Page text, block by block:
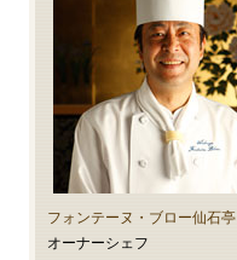
フォンテーヌ・ブロー仙石亭
オーナーシェフ